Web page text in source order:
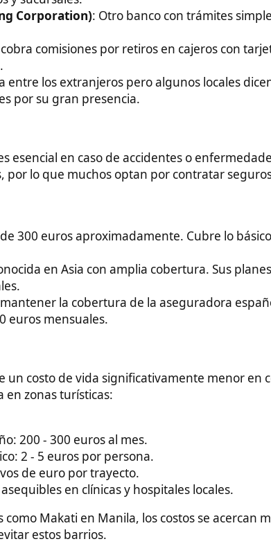
aproximadamente. Cubre lo básico y tiene buena
con amplia cobertura. Sus planes cuestan
la cobertura de la aseguradora española en el
de vida significativamente menor en comparación a
euros al mes.
en clínicas y hospitales locales.
en Manila, los costos se acercan más a los de
barrios.
Mindanao, el nivel de vida es todavía menor. Por
1 euro por persona.
seguro, también presenta sus riesgos. La
como Manila. Se recomienda precaución al
noche y mantener pertenencias de valor ocultas.
se desaconseja viajar como turista occidental. Es
de confianza.
alerta en zonas poco familiares es la mejor manera